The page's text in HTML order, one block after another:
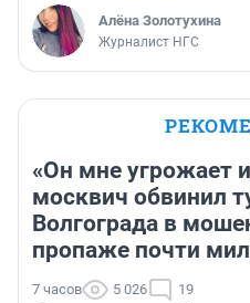
Алёна Золотухина
Журналист НГС
«Он мне угрожает
москвич обвинил
Волгограда в
пропаже почти
7 часов 5 026 19